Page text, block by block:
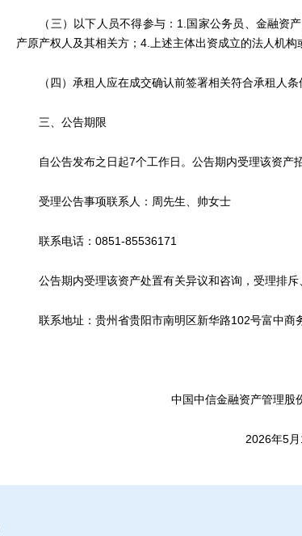
（三）以下人员不得参与：1.国家公务员、金融资产
产原产权人及其相关方；4.上述主体出资成立的法人机
（四）承租人应在成交确认前签署相关符合承租人条
三、公告期限
自公告发布之日起7个工作日。公告期内受理该资产招
受理公告事项联系人：周先生、帅女士
联系电话：0851-85536171
公告期内受理该资产处置有关异议和咨询，受理排斥
联系地址：贵州省贵阳市南明区新华路102号富中商
中国中信金融资产管理股份有限公
2026年5月13